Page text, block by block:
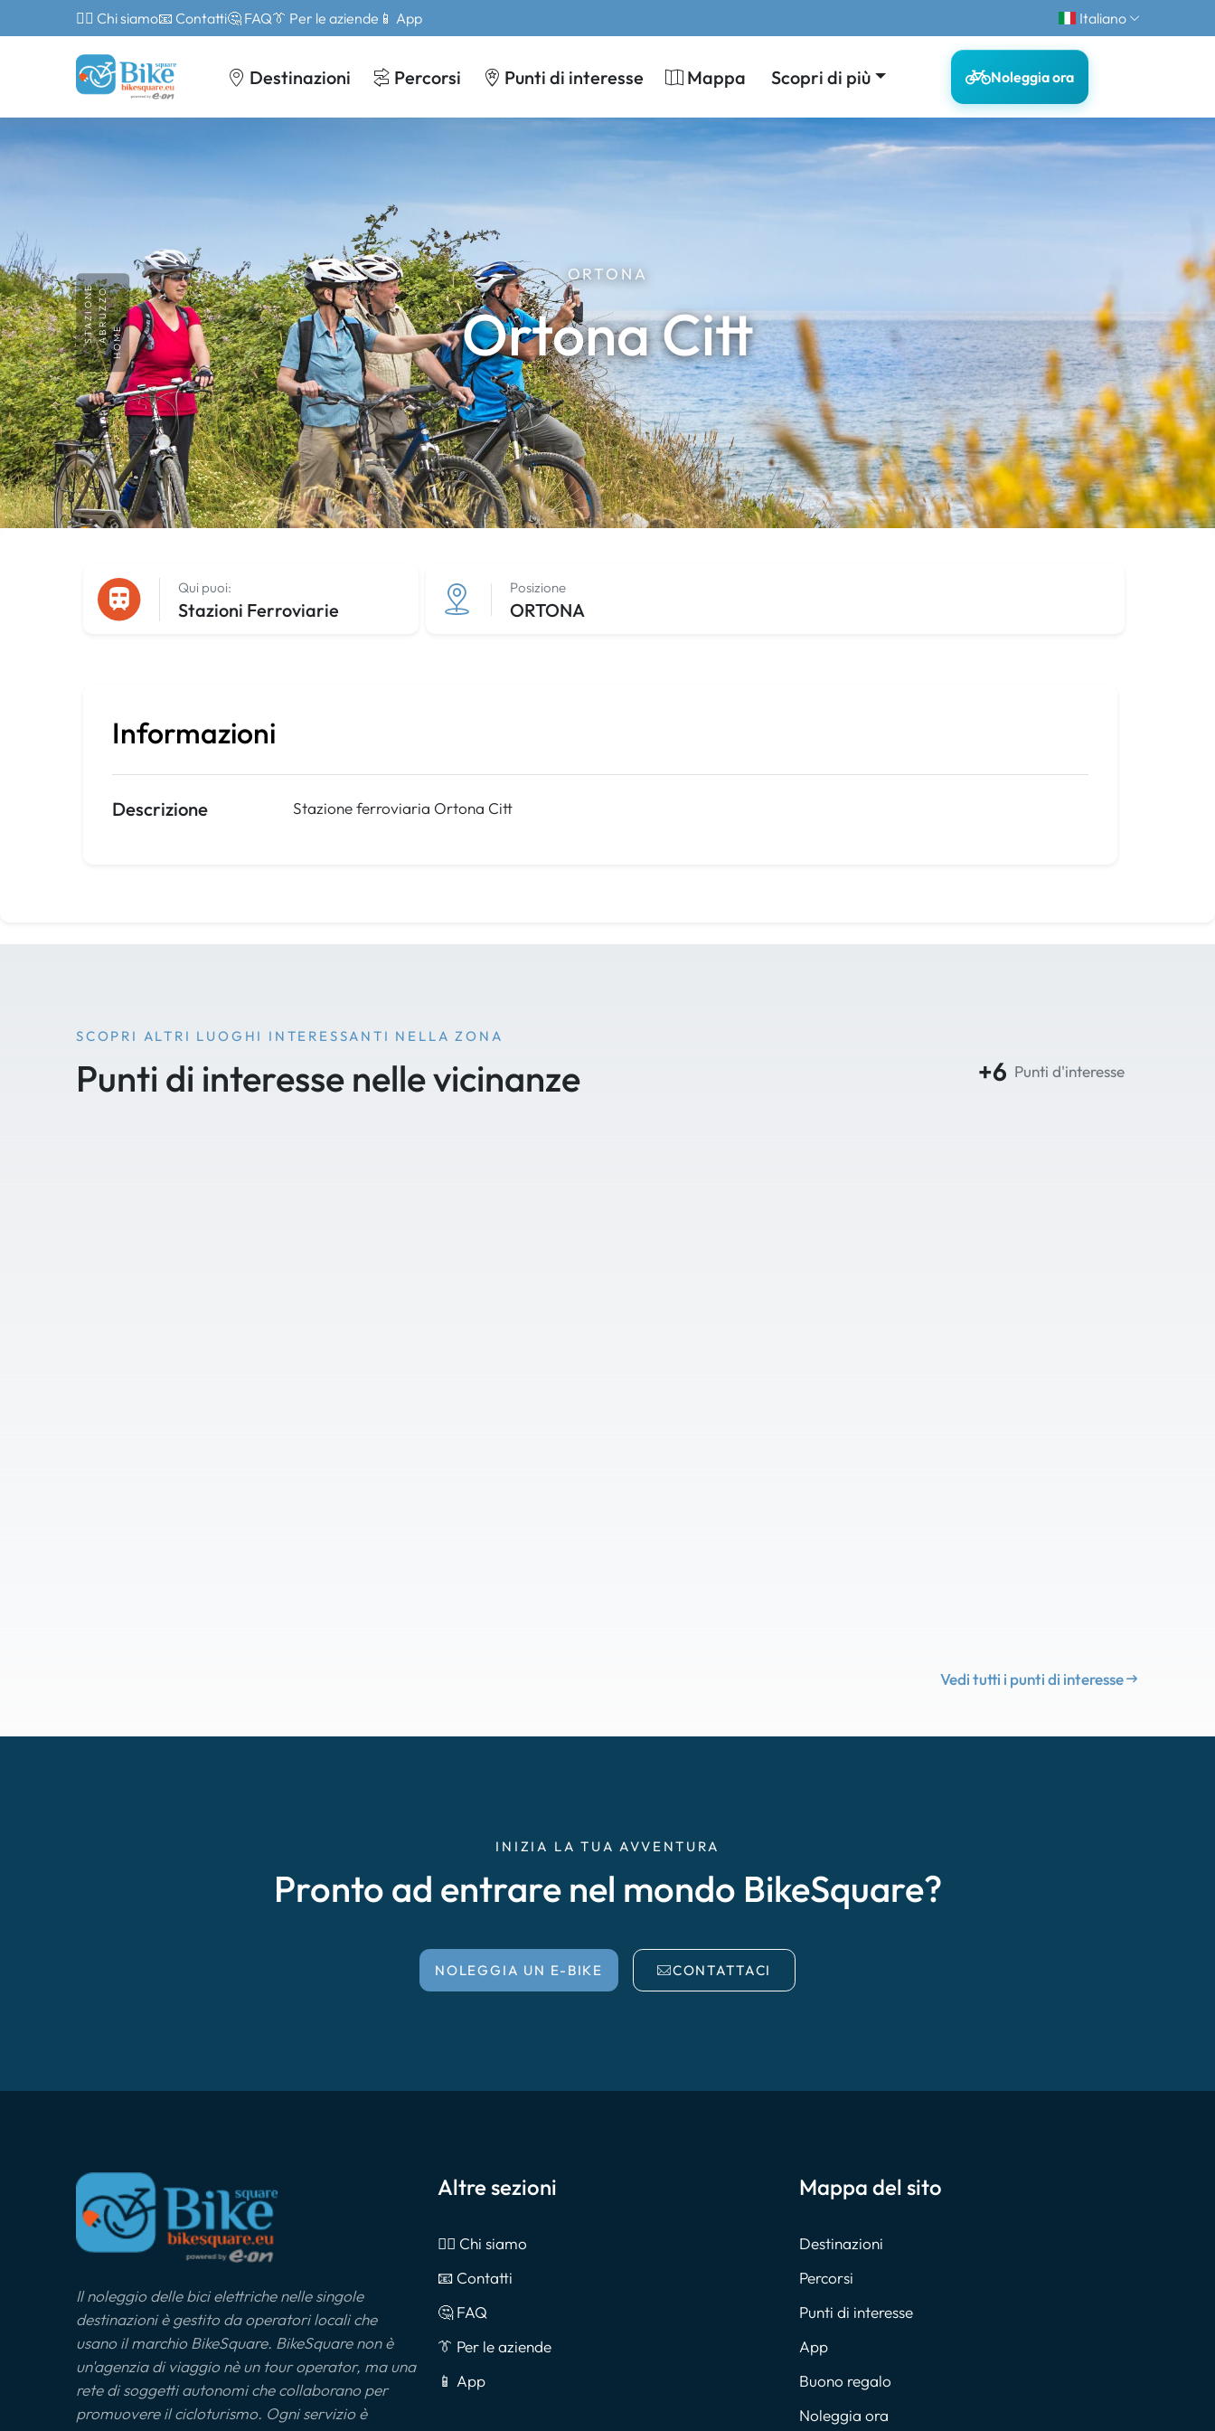
🙎‍♂️ Chi siamo📧 Contatti🤔 FAQ👔 Per le aziende 📱 App Italiano
Destinazioni Percorsi Punti di interesse Mappa Scopri di più Noleggia ora
ORTONA
Ortona Citt
HOME
ABRUZZO
STAZIONE
Qui puoi:
Stazioni Ferroviarie
Posizione
ORTONA
Informazioni
Descrizione Stazione ferroviaria Ortona Citt
SCOPRI ALTRI LUOGHI INTERESSANTI NELLA ZONA
Punti di interesse nelle vicinanze +6 Punti d'interesse
Vedi tutti i punti di interesse
INIZIA LA TUA AVVENTURA
Pronto ad entrare nel mondo BikeSquare?
NOLEGGIA UN E-BIKE CONTATTACI
Il noleggio delle bici elettriche nelle singole
destinazioni è gestito da operatori locali che
usano il marchio BikeSquare. BikeSquare non è
un'agenzia di viaggio nè un tour operator, ma una
rete di soggetti autonomi che collaborano per
promuovere il cicloturismo. Ogni servizio è
Altre sezioni
🙎‍♂️ Chi siamo
📧 Contatti
🤔 FAQ
👔 Per le aziende
📱 App
Mappa del sito
Destinazioni
Percorsi
Punti di interesse
App
Buono regalo
Noleggia ora